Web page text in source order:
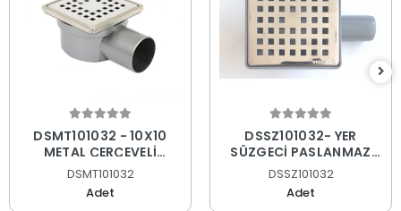
DSMT101032 - 10X10
METAL ÇERÇEVELİ
YANDAN ÇIKIŞLI YER
SÜZGECİ PASLANMAZ
SÜPER AYNA Q32
DSMT101032
Adet
DSSZ101032- YER
SÜZGECİ PASLANMAZ
SÜPER AYNA Q32
DSSZ101032
Adet